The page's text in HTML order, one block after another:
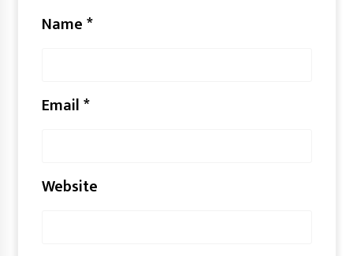
Name*
Email*
Website